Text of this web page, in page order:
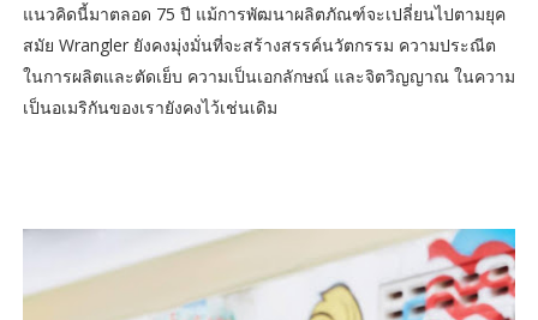
แนวคิดนี้มาตลอด 75 ปี แม้การพัฒนาผลิตภัณฑ์จะเปลี่ยนไปตามยุค
สมัย Wrangler ยังคงมุ่งมั่นที่จะสร้างสรรค์นวัตกรรม ความประณีต
ในการผลิตและตัดเย็บ ความเป็นเอกลักษณ์ และจิตวิญญาณ ในความ
เป็นอเมริกันของเรายังคงไว้เช่นเดิม